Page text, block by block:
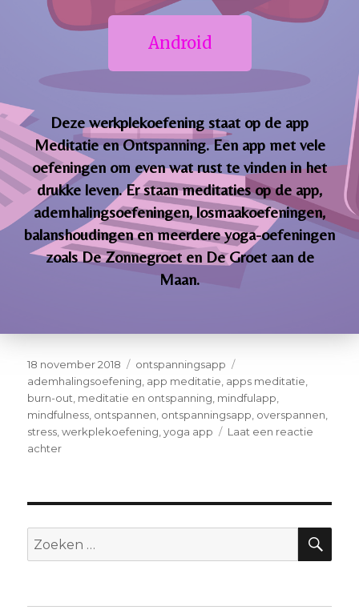
Android
Deze werkplekoefening staat op de app
Meditatie en Ontspanning. Een app met vele
oefeningen om even wat rust te vinden in het
drukke leven. Er staan meditaties op de app,
ademhalingsoefeningen, losmaakoefeningen,
balanshoudingen en meerdere yoga-oefeningen
zoals De Zonnegroet en De Groet aan de
Maan.
18 november 2018
ontspanningsapp
ademhalingsoefening app meditatie apps meditatie
burn-out meditatie en ontspanning mindfulapp
mindfulness ontspannen ontspanningsapp overspannen
stress ,werkplekoefening ,yoga app
Laat een reactie
achter